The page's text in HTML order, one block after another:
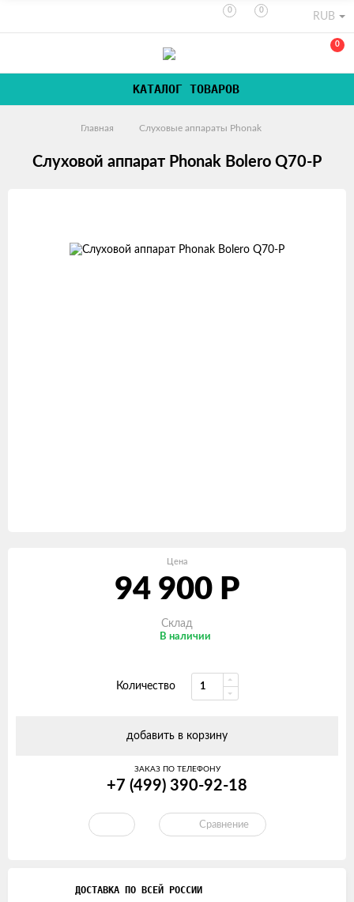
0 0
RUB
0
КАТАЛОГ ТОВАРОВ
Главная Слуховые аппараты Phonak
Слуховой аппарат Phonak Bolero Q70-P
Цена
94 900 Р
Склад
В наличии
Количество
добавить в корзину
ЗАКАЗ ПО ТЕЛЕФОНУ
+7 (499) 390-92-18
Сравнение
ДОСТАВКА ПО ВСЕЙ РОССИИ